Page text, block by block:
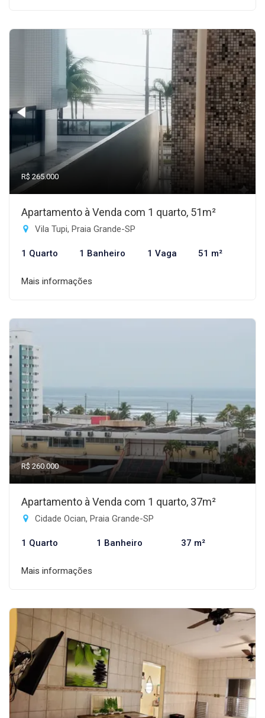
R$ 265.000
Apartamento à Venda com 1 quarto, 51m²
Vila Tupi, Praia Grande-SP
1 Quarto 1 Banheiro 1 Vaga 51 m²
Mais informações
R$ 260.000
Apartamento à Venda com 1 quarto, 37m²
Cidade Ocian, Praia Grande-SP
1 Quarto 1 Banheiro 37 m²
Mais informações